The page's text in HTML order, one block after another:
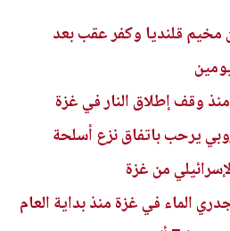
مخيم قلنديا وكفر عقب بعد
يرحب باتفاق نزع أسلحة
من غزة